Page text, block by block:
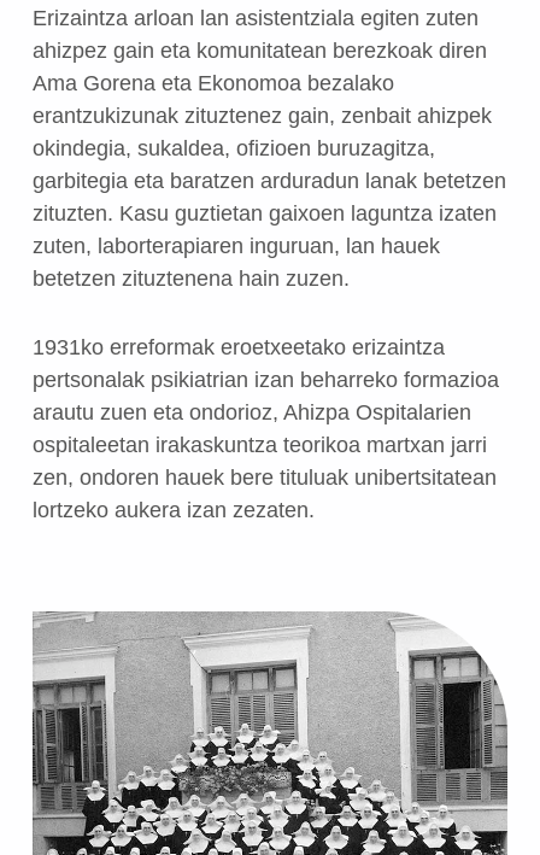
Erizaintza arloan lan asistentziala egiten zuten
ahizpez gain eta komunitatean berezkoak diren
Ama Gorena eta Ekonomoa bezalako
erantzukizunak zituztenez gain, zenbait ahizpek
okindegia, sukaldea, ofizioen buruzagitza,
garbitegia eta baratzen arduradun lanak betetzen
zituzten. Kasu guztietan gaixoen laguntza izaten
zuten, laborterapiaren inguruan, lan hauek
betetzen zituztenena hain zuzen.
1931ko erreformak eroetxeetako erizaintza
pertsonalak psikiatrian izan beharreko formazioa
arautu zuen eta ondorioz, Ahizpa Ospitalarien
ospitaleetan irakaskuntza teorikoa martxan jarri
zen, ondoren hauek bere tituluak unibertsitatean
lortzeko aukera izan zezaten.